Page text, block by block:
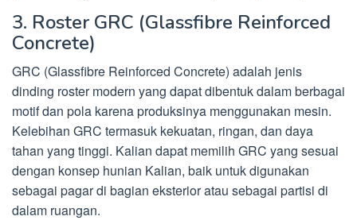
3. Roster GRC (Glassfibre Reinforced
Concrete)
GRC (Glassfibre Reinforced Concrete) adalah jenis
dinding roster modern yang dapat dibentuk dalam berbagai
motif dan pola karena produksinya menggunakan mesin.
Kelebihan GRC termasuk kekuatan, ringan, dan daya
tahan yang tinggi. Kalian dapat memilih GRC yang sesuai
dengan konsep hunian Kalian, baik untuk digunakan
sebagai pagar di bagian eksterior atau sebagai partisi di
dalam ruangan.